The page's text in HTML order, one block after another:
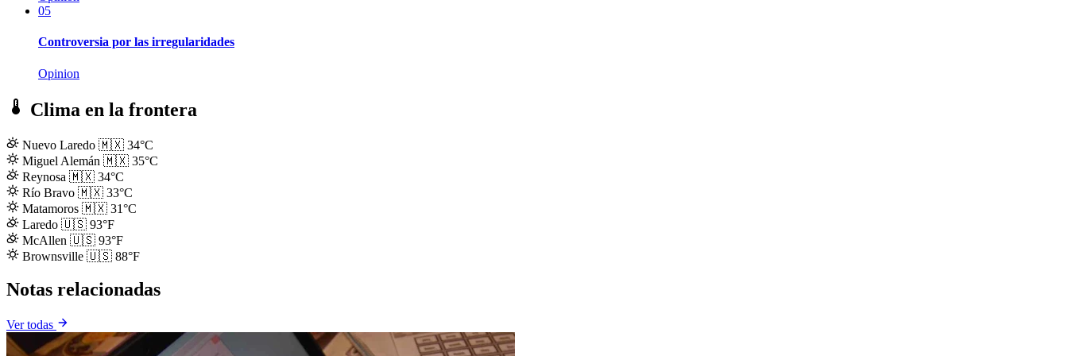
05
Controversia por las irregularidades
Opinion
Clima en la frontera
Nuevo Laredo 🇲🇽 34°C
Miguel Alemán 🇲🇽 35°C
Reynosa 🇲🇽 34°C
Río Bravo 🇲🇽 33°C
Matamoros 🇲🇽 31°C
Laredo 🇺🇸 93°F
McAllen 🇺🇸 93°F
Brownsville 🇺🇸 88°F
Notas relacionadas
Ver todas